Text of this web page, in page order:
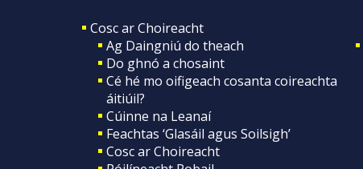
Cosc ar Choireacht
Ag Daingniú do theach
Do ghnó a chosaint
Cé hé mo oifigeach cosanta coireachta
áitiúil?
Cúinne na Leanaí
Feachtas ‘Glasáil agus Soilsigh’
Cosc ar Choireacht